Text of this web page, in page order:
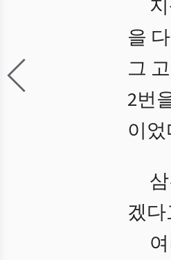
을
그
2번
이
겠